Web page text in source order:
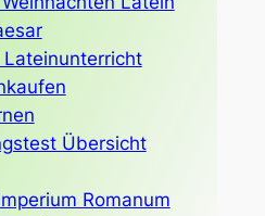
Lateinunterricht
Übersicht
Romanum